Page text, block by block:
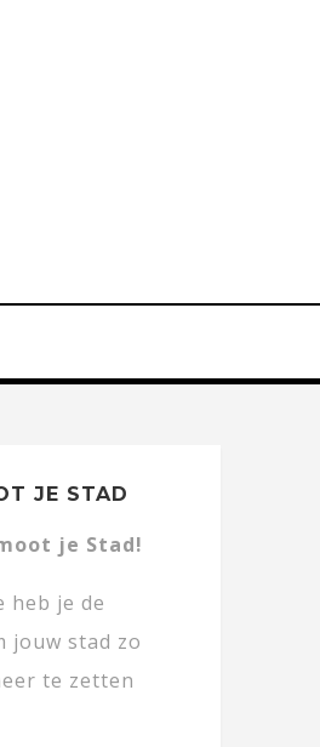
JE STAD
je Stad!
heb je de
jouw stad zo
te zetten